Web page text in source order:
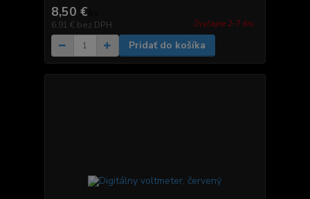
8,50 €
6,91 € bez DPH Zvyčajne 2-7 dni.
Pridať do košíka